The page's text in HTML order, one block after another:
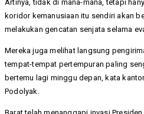
Artinya, tidak di mana-mana, tetapi
koridor kemanusiaan itu sendiri akan
melakukan gencatan senjata selama
Mereka juga melihat langsung
tempat-tempat pertempuran paling
bertemu lagi minggu depan, kata
Podolyak.